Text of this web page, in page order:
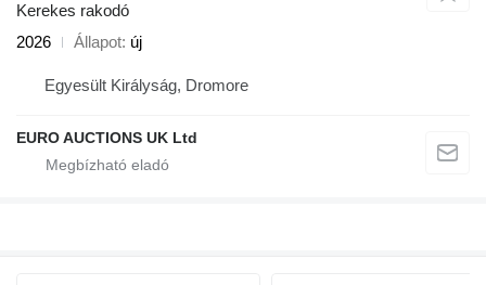
Kerekes rakodó
2026
Állapot új
Egyesült Királyság, Dromore
EURO AUCTIONS UK Ltd